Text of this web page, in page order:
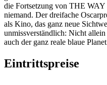
die Fortsetzung von THE
niemand. Der dreifache
als Kino, das ganz neue
unmissverständlich: Nicht
auch der ganz reale blaue
Eintrittspreise